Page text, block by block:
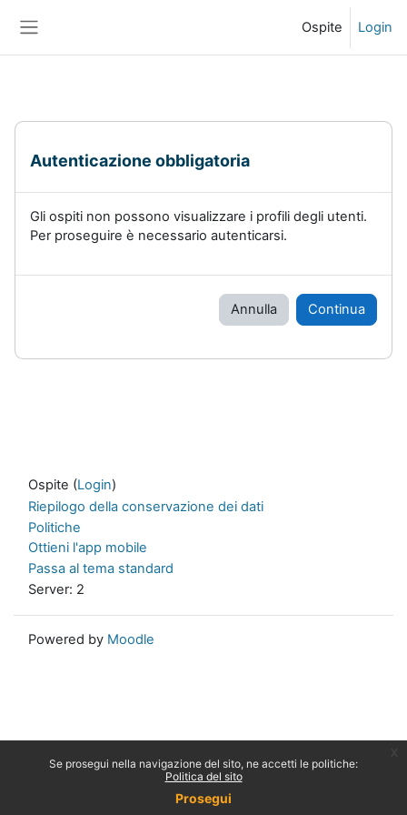
Se prosegui nella navigazione del sito, ne accetti le politiche:
Politica del sito
Prosegui
Ospite Login
Autenticazione obbligatoria
Gli ospiti non possono visualizzare i profili degli utenti.
Per proseguire è necessario autenticarsi.
Annulla Continua
Ospite (Login)
Riepilogo della conservazione dei dati
Politiche
Ottieni l'app mobile
Passa al tema standard
Server: 2
Powered by Moodle